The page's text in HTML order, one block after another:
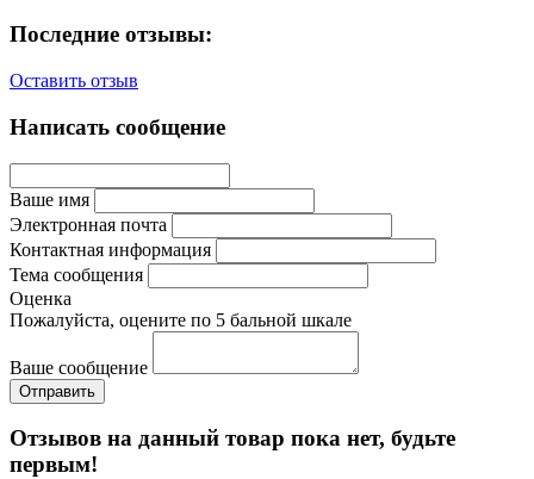
Последние отзывы:
Оставить отзыв
Написать сообщение
Ваше имя
Электронная почта
Контактная информация
Тема сообщения
Оценка
Пожалуйста, оцените по 5 бальной шкале
Ваше сообщение
Отзывов на данный товар пока нет, будьте
первым!